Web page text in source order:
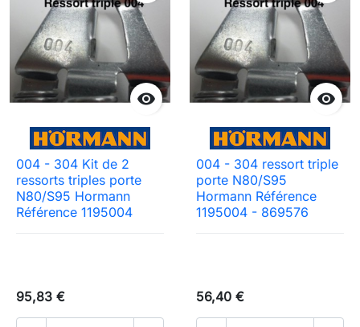

004 - 304 Kit de 2
ressorts triples porte
N80/S95 Hormann
Référence 1195004
95,83 €

004 - 304 ressort triple
porte N80/S95
Hormann Référence
1195004 - 869576
56,40 €